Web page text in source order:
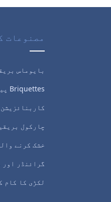
مصنوعات
بایوماس
Briquettes پیکنگ مشین
چارکول
خشک کرنے
گرائنڈر اور
لکڑی کا کام